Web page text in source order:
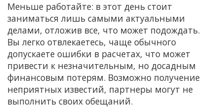
Меньше работайте: в этот день стоит
заниматься лишь самыми актуальными
делами, отложив все, что может подождать.
Вы легко отвлекаетесь, чаще обычного
допускаете ошибки в расчетах, что может
привести к незначительным, но досадным
финансовым потерям. Возможно получение
неприятных известий, партнеры могут не
выполнить своих обещаний.